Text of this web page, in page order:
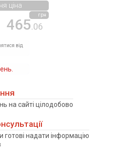
465.06
грн
ціна
від
на сайті цілодобово
готові надати інформацію